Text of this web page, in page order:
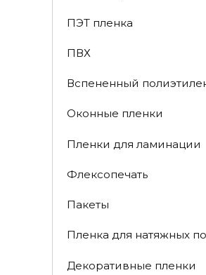
ПЭТ пленка
ПВХ
Вспененный
Оконные пленки
Пленки для ламинации
Флексопечать
Пакеты
Пленка для натяжных
Декоративные пленки